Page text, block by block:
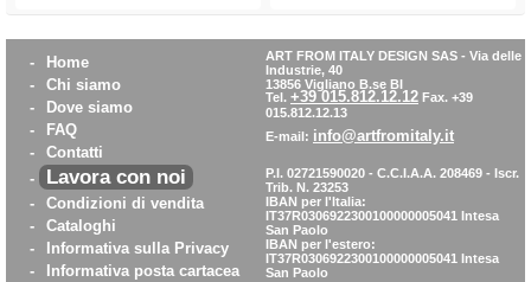
-
Home
-
Chi siamo
-
Dove siamo
-
FAQ
-
Contatti
-
Lavora con noi
-
Condizioni di vendita
-
Cataloghi
-
Informativa sulla Privacy
-
Informativa posta cartacea
ART FROM ITALY DESIGN SAS - Via delle
Industrie, 40
13856 Vigliano B.se BI
Tel. +39 015.812.12.12 Fax. +39
015.812.12.13
E-mail: info@artfromitaly.it
P.I. 02721590020 - C.C.I.A.A. 208469 - Iscr.
Trib. N. 23253
IBAN per l'Italia:
IT37R0306922300100000005041 Intesa
San Paolo
IBAN per l'estero:
IT37R0306922300100000005041 Intesa
San Paolo